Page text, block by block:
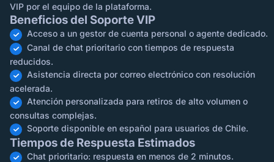
VIP por el equipo de la plataforma.
Beneficios del Soporte VIP
Acceso a un gestor de cuenta personal o agente dedicado.
Canal de chat prioritario con tiempos de respuesta
reducidos.
Asistencia directa por correo electrónico con resolución
acelerada.
Atención personalizada para retiros de alto volumen o
consultas complejas.
Soporte disponible en español para usuarios de Chile.
Tiempos de Respuesta Estimados
Chat prioritario: respuesta en menos de 2 minutos.